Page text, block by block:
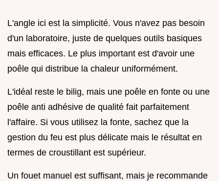
L'angle ici est la simplicité. Vous n'avez pas besoin
d'un laboratoire, juste de quelques outils basiques
mais efficaces. Le plus important est d'avoir une
poêle qui distribue la chaleur uniformément.
L'idéal reste le bilig, mais une poêle en fonte ou une
poêle anti adhésive de qualité fait parfaitement
l'affaire. Si vous utilisez la fonte, sachez que la
gestion du feu est plus délicate mais le résultat en
termes de croustillant est supérieur.
Un fouet manuel est suffisant, mais je recommande